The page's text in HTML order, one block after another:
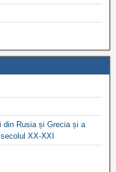
din Rusia și Grecia și a
XX-XXI